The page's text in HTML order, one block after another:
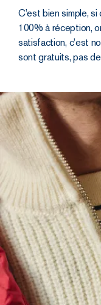
sur la
poitrine. Idéal
donc pour
moduler les
à votre guise.
Son Zip
YKK, la Rolls
des zip, pour
un pull
camionneur
c’est le
minimum.
Increvable.
Puisles
bords
côtes en
1/1 bien
serréset
suffisamment
C’est bien simple,
100% à réception,
satisfaction, c’est
sont gratuits, pas